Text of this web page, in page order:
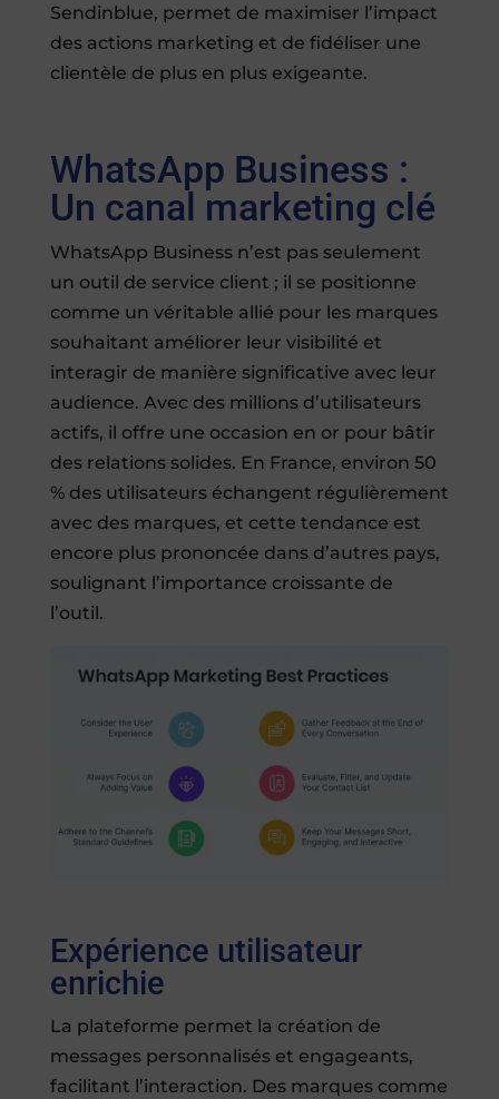
Sendinblue, permet de maximiser l’impact
des actions marketing et de fidéliser une
clientèle de plus en plus exigeante.
WhatsApp Business :
Un canal marketing clé
WhatsApp Business n’est pas seulement
un outil de service client ; il se positionne
comme un véritable allié pour les marques
souhaitant améliorer leur visibilité et
interagir de manière significative avec leur
audience. Avec des millions d’utilisateurs
actifs, il offre une occasion en or pour bâtir
des relations solides. En France, environ 50
% des utilisateurs échangent régulièrement
avec des marques, et cette tendance est
encore plus prononcée dans d’autres pays,
soulignant l’importance croissante de
l’outil.
Expérience utilisateur
enrichie
La plateforme permet la création de
messages personnalisés et engageants,
facilitant l’interaction. Des marques comme